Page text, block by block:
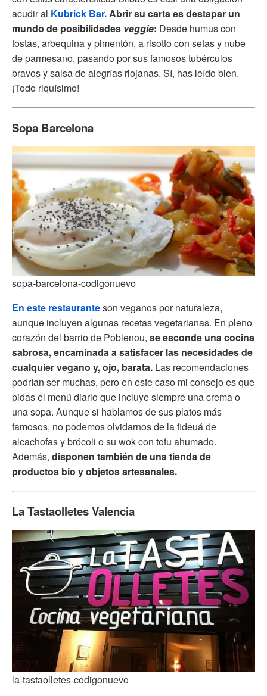
acudir al Kubrick Bar.Abrir su carta es destapar un
mundo de posibilidades veggie: Desde humus con
tostas, arbequina y pimentón, a risotto con setas y nube
de parmesano, pasando por sus famosos tubérculos
bravos y salsa de alegrías riojanas. Sí, has leído bien.
¡Todo riquísimo!
Sopa Barcelona
sopa-barcelona-codigonuevo
En este restauranteson veganos por naturaleza,
aunque incluyen algunas recetas vegetarianas. En pleno
corazón del barrio de Poblenou, se esconde una cocina
sabrosa, encaminada a satisfacer las necesidades de
cualquier vegano y, ojo, barata. Las recomendaciones
podrían ser muchas, pero en este caso mi consejo es que
pidas el menú diario que incluye siempre una crema o
una sopa. Aunque si hablamos de sus platos más
famosos, no podemos olvidarnos de la fideuá de
alcachofas y brócoli o su wok con tofu ahumado.
Además, disponen también de una tienda de
productos bio y objetos artesanales.
La Tastaolletes Valencia
la-tastaolletes-codigonuevo